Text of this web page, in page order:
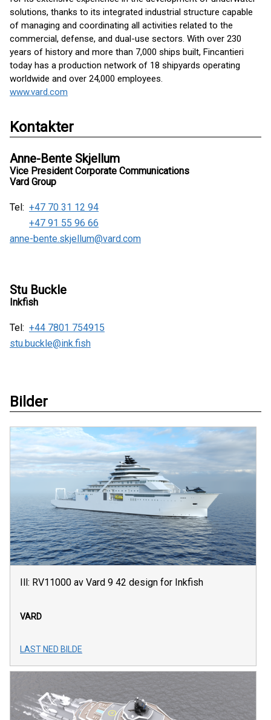
solutions, thanks to its integrated industrial structure capable
of managing and coordinating all activities related to the
commercial, defense, and dual-use sectors. With over 230
years of history and more than 7,000 ships built, Fincantieri
today has a production network of 18 shipyards operating
worldwide and over 24,000 employees.
www.vard.com
Kontakter
Anne-Bente Skjellum
Vice President Corporate Communications
Vard Group
Tel: +47 70 31 12 94
+47 91 55 96 66
anne-bente.skjellum@vard.com
Stu Buckle
Inkfish
Tel: +44 7801 754915
stu.buckle@ink.fish
Bilder
Ill: RV11000 av Vard 9 42 design for Inkfish
VARD
LAST NED BILDE